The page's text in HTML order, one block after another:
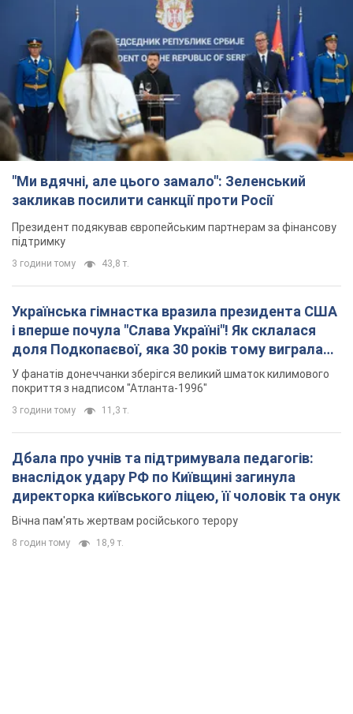
"Ми вдячні, але цього замало": Зеленський
закликав посилити санкції проти Росії
Президент подякував європейським партнерам за фінансову
підтримку
3 години тому 43,8 т.
Українська гімнастка вразила президента США
і вперше почула "Слава Україні"! Як склалася
доля Подкопаєвої, яка 30 років тому виграла
"золото" Олімпіади
У фанатів донеччанки зберігся великий шматок килимового
покриття з надписом "Атланта-1996"
3 години тому 11,3 т.
Дбала про учнів та підтримувала педагогів:
внаслідок удару РФ по Київщині загинула
директорка київського ліцею, її чоловік та онук
Вічна пам'ять жертвам російського терору
8 годин тому 18,9 т.